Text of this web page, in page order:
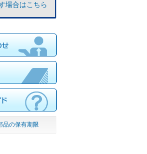
場合はこちら
品の保有期限